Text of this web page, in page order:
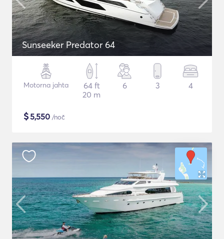
Sunseeker Predator 64
Motorna jahta
64 ft
20 m
6 3 4
$5,550 /noč